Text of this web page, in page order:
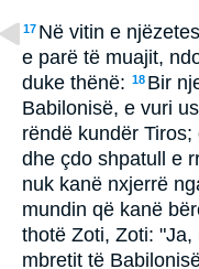
17 Në vitin e
e parë të muajit,
duke thënë: 18 Bir
Babilonisë, e vuri
rëndë kundër
dhe çdo shpatull e
nuk kanë nxjerrë
mundin që kanë
thotë Zoti, Zoti:
mbretit të